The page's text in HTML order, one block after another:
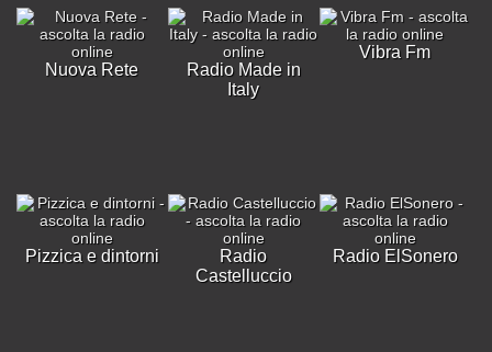
Nuova Rete
Radio Made in
Italy
Vibra Fm
Pizzica e dintorni
Radio
Castelluccio
Radio ElSonero